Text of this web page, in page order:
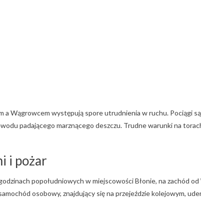
a Wągrowcem występują spore utrudnienia w ruchu. Pociągi
padającego marznącego deszczu. Trudne warunki na
i pożar
popołudniowych w miejscowości Błonie, na zachód od
osobowy, znajdujący się na przejeździe kolejowym,